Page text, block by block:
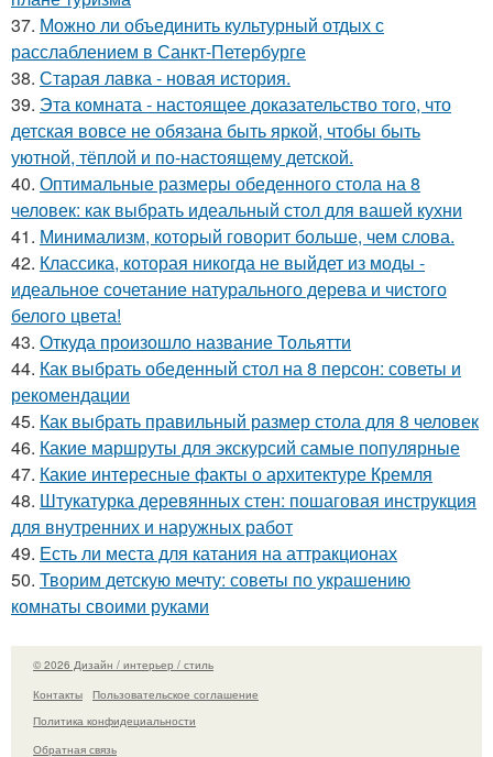
37. Можно ли объединить культурный отдых с
расслаблением в Санкт-Петербурге
38. Старая лавка - новая история.
39. Эта комната - настоящее доказательство того, что
детская вовсе не обязана быть яркой, чтобы быть
уютной, тёплой и по-настоящему детской.
40. Оптимальные размеры обеденного стола на 8
человек: как выбрать идеальный стол для вашей кухни
41. Минимализм, который говорит больше, чем слова.
42. Классика, которая никогда не выйдет из моды -
идеальное сочетание натурального дерева и чистого
белого цвета!
43. Откуда произошло название Тольятти
44. Как выбрать обеденный стол на 8 персон: советы и
рекомендации
45. Как выбрать правильный размер стола для 8 человек
46. Какие маршруты для экскурсий самые популярные
47. Какие интересные факты о архитектуре Кремля
48. Штукатурка деревянных стен: пошаговая инструкция
для внутренних и наружных работ
49. Есть ли места для катания на аттракционах
50. Творим детскую мечту: советы по украшению
комнаты своими руками
© 2026 Дизайн / интерьер / стиль
Контакты
Пользовательское соглашение
Политика конфидециальности
Обратная связь